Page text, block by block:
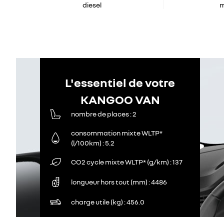
diesel
L'essentiel de votre
KANGOO VAN
nombre de places 2
consommation mixte WLTP*
(l/100km) 5.2
CO2 cycle mixte WLTP* (g/km) 137
longueur hors tout (mm) 4486
charge utile (kg) 456.0